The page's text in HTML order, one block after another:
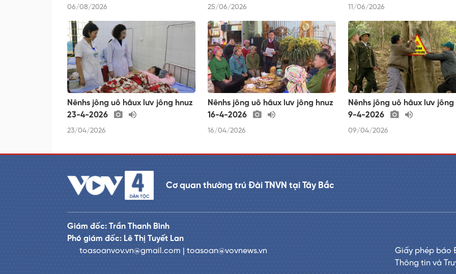
06/08/2026 25/06/2026 11/06/2026
Nênhs jông uô hâux lưv jông hnuz
23-4-2026
23/04/2026
Nênhs jông uô hâux lưv jông hnuz
16-4-2026
16/04/2026
Nênhs jông uô hâux lưv jông
9-4-2026
09/04/2026
Cơ quan thường trú Đài TNVN tại Tây Bắc
Giám đốc: Trần Thanh Bình
Phó giám đốc: Lê Thị Tuyết Lan
toasoanvov.vn@gmail.com | toasoan@vovnews.vn
Giấy phép báo
Thông tin và